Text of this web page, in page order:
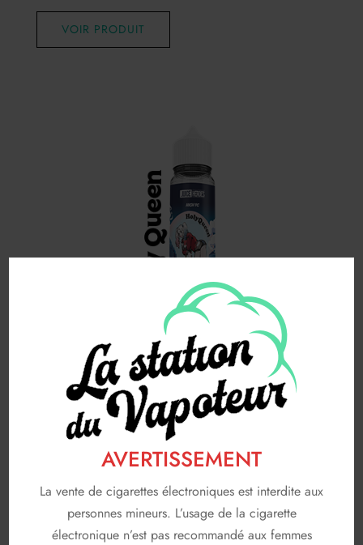
AVERTISSEMENT
La vente de cigarettes électroniques est interdite aux
personnes mineurs. L’usage de la cigarette
électronique n’est pas recommandé aux femmes
VOIR PRODUIT
HOLYQUEEN – LIQUIDEO ‘Juice Heroes’
€
Souhaits
VOIR PRODUIT